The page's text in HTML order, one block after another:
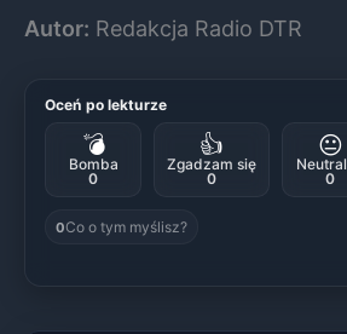
Autor: Redakcja Radio DTR
Oceń po lekturze
💣
Bomba
0
👍
Zgadzam się
0
😐
0
0Co o tym myślisz?